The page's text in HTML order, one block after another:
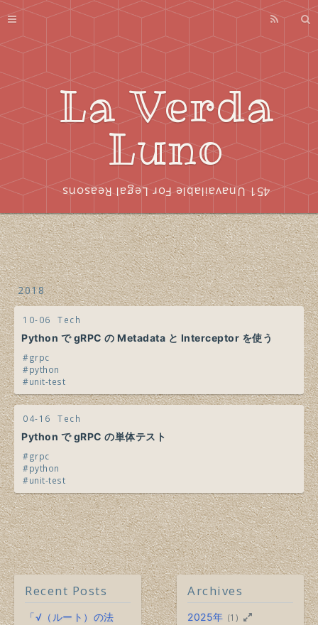
La Verda
Luno
451 Unavailable For Legal Reasons
2018
10-06 Tech
Python で gRPC の Metadata と Interceptor を使う
grpc
python
unit-test
04-16 Tech
Python で gRPC の単体テスト
grpc
python
unit-test
Recent Posts
「√（ルート）の法
Archives
2025年 (1)
Profile
About
Series
Index